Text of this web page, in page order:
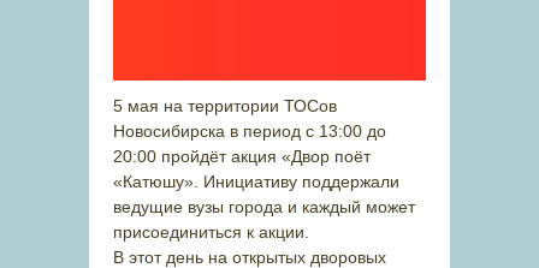
5 мая на территории ТОСов
Новосибирска в период с 13:00 до
20:00 пройдёт акция «Двор поёт
«Катюшу». Инициативу поддержали
ведущие вузы города и каждый может
присоединиться к акции.
В этот день на открытых дворовых